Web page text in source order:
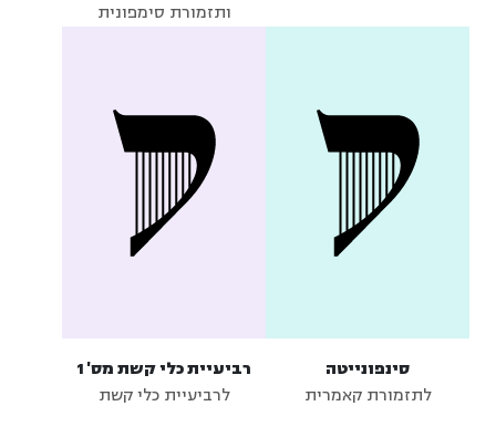
ותזמורת סימפונית
סינפונייטה
לתזמורת קאמרית
רביעיית כלי קשת מס' 1
לרביעיית כלי קשת